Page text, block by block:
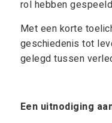
rol hebben
Met een korte
geschiedenis tot
gelegd tussen
Een uitnodiging